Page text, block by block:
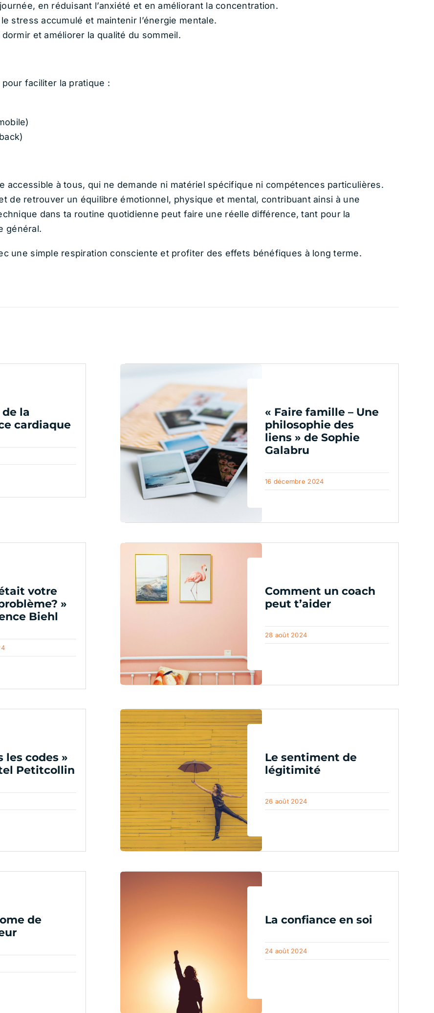
en réduisant l’anxiété et en améliorant la concentration.
stress accumulé et maintenir l’énergie mentale.
et améliorer la qualité du sommeil.
faciliter la pratique :
accessible à tous, qui ne demande ni matériel spécifique ni compétences particulières.
de retrouver un équilibre émotionnel, physique et mental, contribuant ainsi à une
dans ta routine quotidienne peut faire une réelle différence, tant pour la
général.
une simple respiration consciente et profiter des effets bénéfiques à long terme.
la
cardiaque
« Faire famille – Une
philosophie des
liens » de Sophie
Galabru
16 décembre 2024
votre
»
Biehl
Comment un coach
peut t’aider
28 août 2024
les codes »
Petitcollin
Le sentiment de
légitimité
26 août 2024
de
La confiance en soi
24 août 2024